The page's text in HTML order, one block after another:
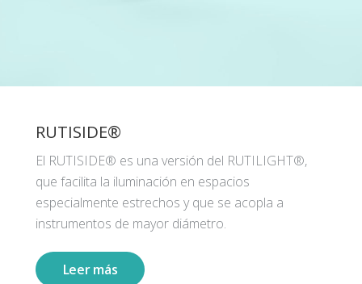
RUTISIDE®
El RUTISIDE® es una versión del RUTILIGHT®,
que facilita la iluminación en espacios
especialmente estrechos y que se acopla a
instrumentos de mayor diámetro.
Leer más